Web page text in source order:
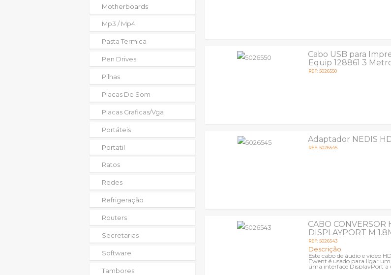
Motherboards
Mp3 / Mp4
Pasta Termica
Pen Drives
Pilhas
Placas De Som
Placas Graficas/vga
Portáteis
Portatil
Ratos
Redes
Refrigeração
Routers
Secretarias
Software
Tambores
Cabo USB para
Equip 128861 3
REF: 5026550
Adaptador NEDIS
REF: 5026545
CABO CONVERSOR
DISPLAYPORT M
REF: 5026543
Descrição
Este cabo de áudio e vídeo
Ewent é usado para ligar
uma interface DisplayPort